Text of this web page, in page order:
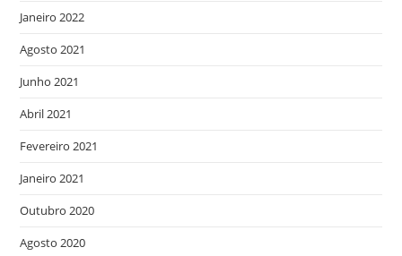
Janeiro 2022
Agosto 2021
Junho 2021
Abril 2021
Fevereiro 2021
Janeiro 2021
Outubro 2020
Agosto 2020